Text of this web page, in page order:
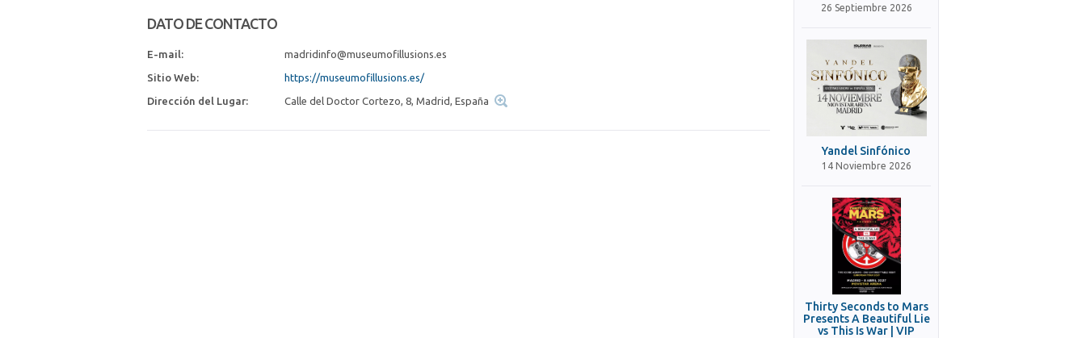
DATO DE CONTACTO
E-mail: madridinfo@museumofillusions.es
Sitio Web: https://museumofillusions.es/
Dirección del Lugar: Calle del Doctor Cortezo, 8, Madrid, España
26 Septiembre 2026
Yandel Sinfónico
14 Noviembre 2026
Thirty Seconds to Mars
Presents A Beautiful Lie
vs This Is War | VIP